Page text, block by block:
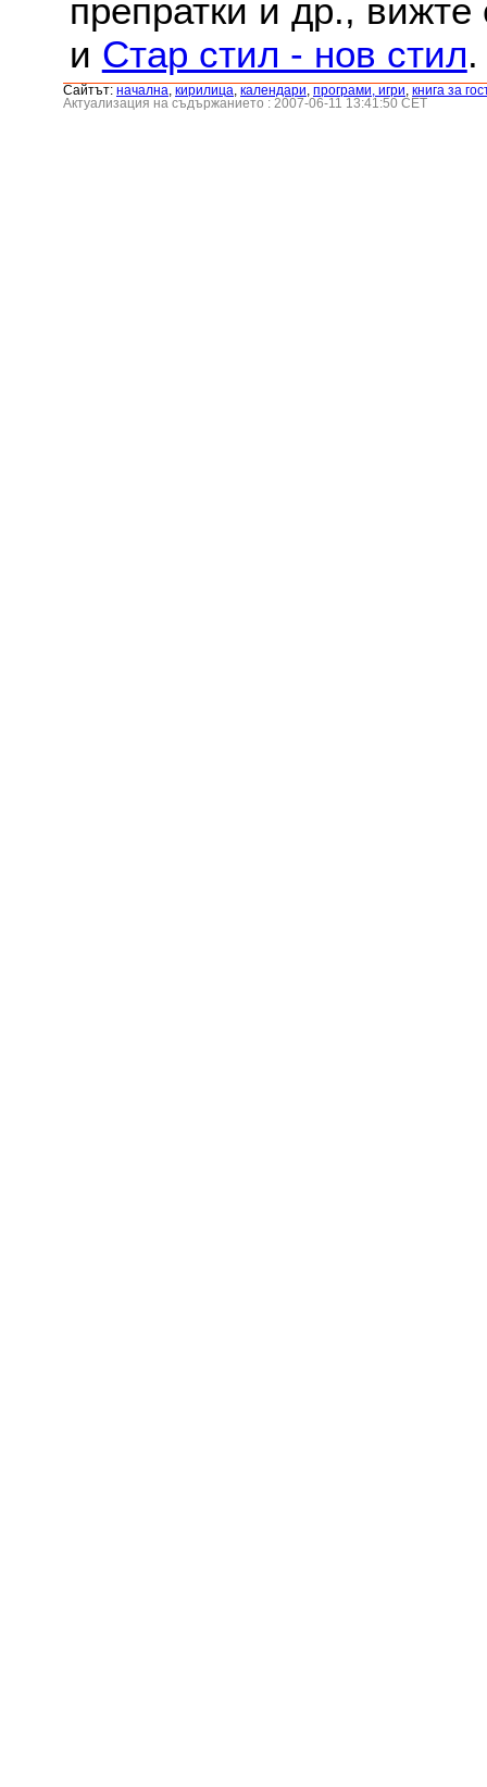
препратки и др.,
и Стар стил - нов стил.
Сайтът: началнa кирилица календари програми, игри книга за
Актуализация на съдържанието : 2007-06-11 13:41:50 CET